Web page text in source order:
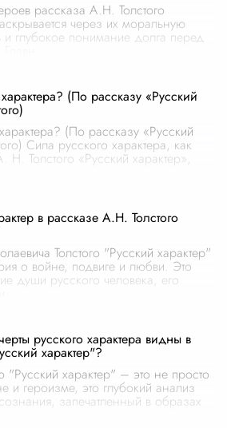
рассказа А.Н. Толстого
через их моральную
и глубокое понимание долга перед
(По рассказу «Русский
(По рассказу «Русский
Сила русского характера, как
Н. Толстого «Русский характер»,
в рассказе А.Н. Толстого
Толстого "Русский характер"
о войне, подвиге и любви. Это
души русского человека, его
русского характера видны в
характер"?
"Русский характер" – это не просто
и героизме, это глубокий анализ
запечатленный в образах